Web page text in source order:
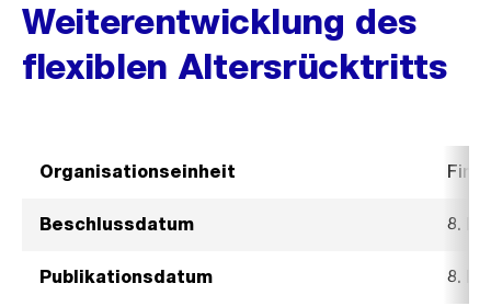
Weiterentwicklung des
flexiblen Altersrücktritts
Organisationseinheit
Beschlussdatum 8.
Publikationsdatum 8.